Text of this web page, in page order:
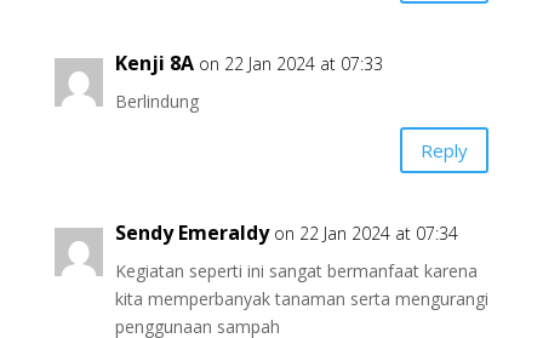
Kenji 8A on 22 Jan 2024 at 07:33
Berlindung
Reply
Sendy Emeraldy on 22 Jan 2024 at 07:34
Kegiatan seperti ini sangat bermanfaat karena
kita memperbanyak tanaman serta mengurangi
penggunaan sampah